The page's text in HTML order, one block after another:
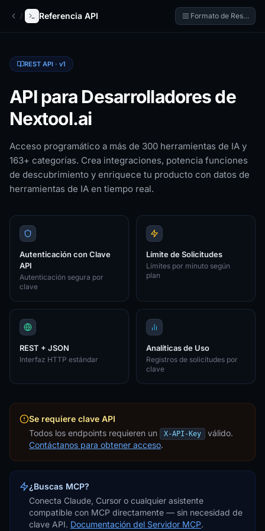
The AI tools directory — Find the Best AI Tools
/ Referencia API Formato de Respuesta
REST API · v1
API para Desarrolladores de
Nextool.ai
Acceso programático a más de 300 herramientas de IA y
163+ categorías. Crea integraciones, potencia funciones
de descubrimiento y enriquece tu producto con datos de
herramientas de IA en tiempo real.
Autenticación con Clave
API
Autenticación segura por
clave
Límite de Solicitudes
Límites por minuto según
plan
REST + JSON
Interfaz HTTP estándar
Analíticas de Uso
Registros de solicitudes por
clave
Se requiere clave API
Todos los endpoints requieren un
X-API-Key
válido.
Contáctanos para obtener acceso.
¿Buscas MCP?
Conecta Claude, Cursor o cualquier asistente
compatible con MCP directamente — sin necesidad de
clave API. Documentación del Servidor MCP.